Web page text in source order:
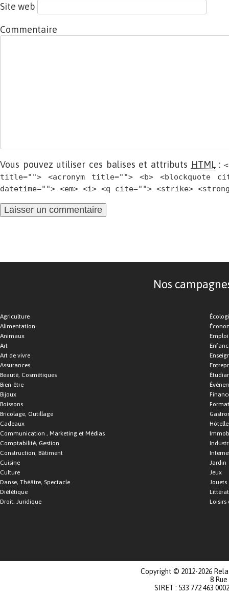
Site web
Commentaire
Vous pouvez utiliser ces balises et attributs HTML:
title=""> <acronym title=""> <b> <blockquote
datetime=""> <em> <i> <q cite=""> <strike>
Nos
Agriculture
Alimentation
Animaux
Art
Art de vivre
Assurances
Beauté, Cosmétiques
Bien-être
Bijoux
Boissons
Bricolage, Outillage
Cadeaux
Communication , Marketing et Médias
Comptabilité, Gestion
Construction, Bâtiment
Cuisine
Culture
Danse, Théâtre, Spectacle
Diététique
Droit, Juridique
Emploi
Jardin
Jeux
Jouets
Loisirs
Copyright © 2012-2026
8
SIRET : 533 772 463